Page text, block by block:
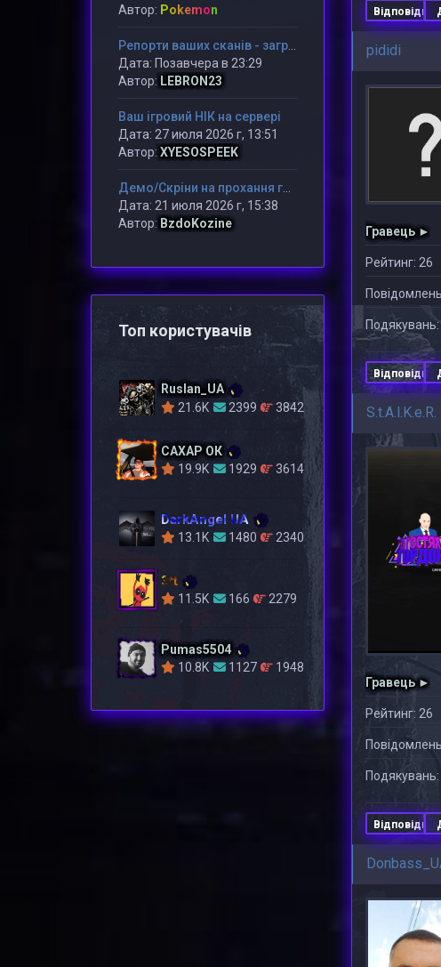
Відповідь
pididi
Гравець ►
Рейтинг: 26
Подякувань:
Відповідь
S.t.A.l.K.e.R.
Гравець ►
Рейтинг: 26
Подякувань:
Відповідь
Автор: Pokemon
Дата: Позавчера в 23:29
Автор: LEBRON23
Ваш ігровий НІК на сервері
Дата: 27 июля 2026 г, 13:51
Автор: XYESOSPEEK
Дата: 21 июля 2026 г, 15:38
Автор: BzdoKozine
Топ користувачів
Ruslan_UA
21.6K
2399 3842
САХАР ОК
19.9K
1929 3614
DarkAngel UA
13.1K 1480 2340
3tt
11.5K 166 2279
Pumas5504
10.8K
1127 1948